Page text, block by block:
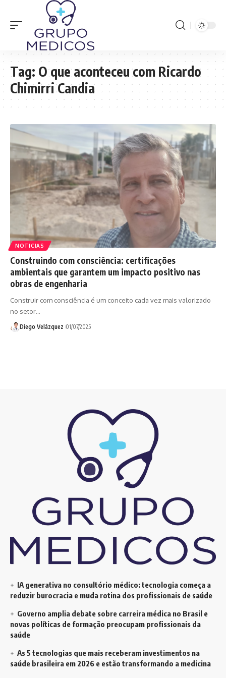
Tag: O que aconteceu com Ricardo
Chimirri Candia
NOTICIAS
Construindo com consciência: certificações
ambientais que garantem um impacto positivo nas
obras de engenharia
Construir com consciência é um conceito cada vez mais valorizado
no setor…
Diego Velázquez 01/07/2025
IA generativa no consultório médico: tecnologia começa a
reduzir burocracia e muda rotina dos profissionais de saúde
Governo amplia debate sobre carreira médica no Brasil e
novas políticas de formação preocupam profissionais da
saúde
As 5 tecnologias que mais receberam investimentos na
saúde brasileira em 2026 e estão transformando a medicina